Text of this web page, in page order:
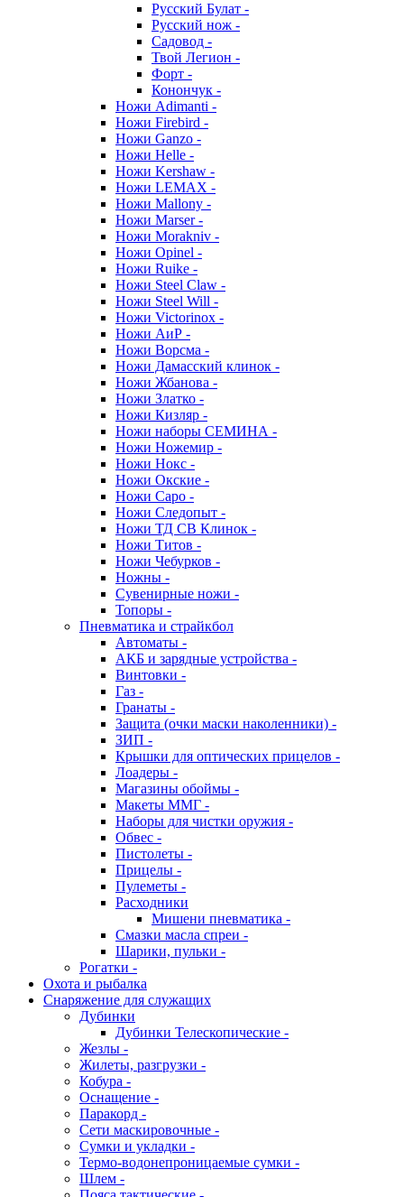
Русский Булат -
Русский нож -
Садовод -
Твой Легион -
Форт -
Конончук -
Ножи Adimanti -
Ножи Firebird -
Ножи Ganzo -
Ножи Helle -
Ножи Kershaw -
Ножи LEMAX -
Ножи Mallony -
Ножи Marser -
Ножи Morakniv -
Ножи Opinel -
Ножи Ruike -
Ножи Steel Claw -
Ножи Steel Will -
Ножи Victorinox -
Ножи АиР -
Ножи Ворсма -
Ножи Дамасский клинок -
Ножи Жбанова -
Ножи Златко -
Ножи Кизляр -
Ножи наборы СЕМИНА -
Ножи Ножемир -
Ножи Нокс -
Ножи Окские -
Ножи Саро -
Ножи Следопыт -
Ножи ТД СВ Клинок -
Ножи Титов -
Ножи Чебурков -
Ножны -
Сувенирные ножи -
Топоры -
Пневматика и страйкбол
Автоматы -
АКБ и зарядные устройства -
Винтовки -
Газ -
Гранаты -
Защита (очки маски наколенники) -
ЗИП -
Крышки для оптических прицелов -
Лоадеры -
Магазины обоймы -
Макеты ММГ -
Наборы для чистки оружия -
Обвес -
Пистолеты -
Прицелы -
Пулеметы -
Расходники
Мишени пневматика -
Смазки масла спреи -
Шарики, пульки -
Рогатки -
Охота и рыбалка
Снаряжение для служащих
Дубинки
Дубинки Телескопические -
Жезлы -
Жилеты, разгрузки -
Кобура -
Оснащение -
Паракорд -
Сети маскировочные -
Сумки и укладки -
Термо-водонепроницаемые сумки -
Шлем -